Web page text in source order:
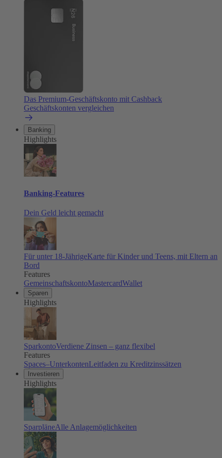
Das Premium-Geschäftskonto mit Cashback
Geschäftskonten vergleichen
Banking
Highlights
Banking-Features
Dein Geld leicht gemacht
Für unter 18-JährigeKarte für Kinder und Teens, mit Eltern an
Bord
Features
GemeinschaftskontoMastercardWallet
Sparen
Highlights
SparkontoVerdiene Zinsen – ganz flexibel
Features
Spaces–UnterkontenLeitfaden zu Kreditzinssätzen
Investieren
Highlights
SparpläneAlle Anlagemöglichkeiten